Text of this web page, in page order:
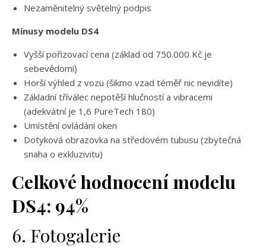
Nezaměnitelný světelný podpis
Mínusy modelu DS4
Vyšší pořizovací cena (základ od 750.000 Kč je
sebevědomí)
Horší výhled z vozu (šikmo vzad téměř nic nevidíte)
Základní tříválec nepotěší hlučností a vibracemi
(adekvátní je 1,6 PureTech 180)
Umístění ovládání oken
Dotyková obrazovka na středovém tubusu (zbytečná
snaha o exkluzivitu)
Celkové hodnocení modelu
DS4: 94%
6. Fotogalerie